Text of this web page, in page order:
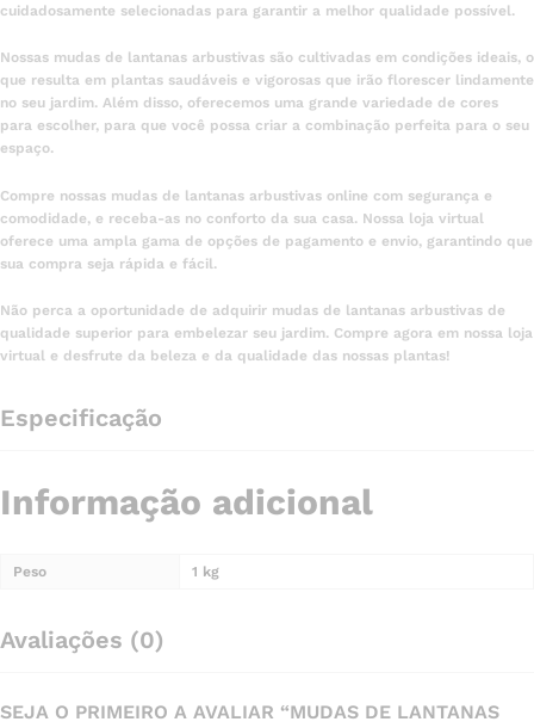
cuidadosamente selecionadas para garantir a melhor qualidade possível.
Nossas mudas de lantanas arbustivas são cultivadas em condições ideais, o
que resulta em plantas saudáveis e vigorosas que irão florescer lindamente
no seu jardim. Além disso, oferecemos uma grande variedade de cores
para escolher, para que você possa criar a combinação perfeita para o seu
espaço.
Compre nossas mudas de lantanas arbustivas online com segurança e
comodidade, e receba-as no conforto da sua casa. Nossa loja virtual
oferece uma ampla gama de opções de pagamento e envio, garantindo que
sua compra seja rápida e fácil.
Não perca a oportunidade de adquirir mudas de lantanas arbustivas de
qualidade superior para embelezar seu jardim. Compre agora em nossa loja
virtual e desfrute da beleza e da qualidade das nossas plantas!
Especificação
Informação adicional
Peso 1 kg
Avaliações (0)
SEJA O PRIMEIRO A AVALIAR “MUDAS DE LANTANAS